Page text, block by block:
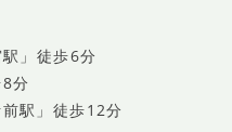
駅」徒歩6分
分
駅」徒歩12分